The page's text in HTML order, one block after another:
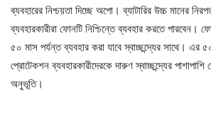
ব্যবহারের নিশ্চয়তা দিচ্ছে অপো। ব্যাটারির উচ্চ মানের
ব্যবহারকারীরা ফোনটি নিশ্চিন্তে ব্যবহার করতে পারবেন।
৫০ মাস পর্যন্ত ব্যবহার করা যাবে স্বাচ্ছন্দ্যের সাথে। এর
প্রোটেকশন ব্যবহারকারীদেরকে দারুণ স্বাচ্ছন্দ্যের
অনুভূতি।